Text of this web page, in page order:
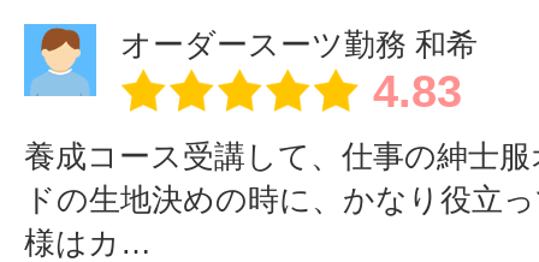
業生 坂田様
仕事のやりがい
楽しんでいます
カラーとの出会
いは一生モノ
主婦業のかたわら
開業しました！！
カラーとの出会い
♪
オーダースーツ勤務 和希
4.83
養成コース受講して、仕事の紳士
ドの生地決めの時に、かなり役立
様はカ…